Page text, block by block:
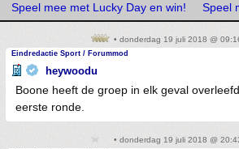
Speel mee met Lucky Day en win! Speel
• donderdag 19 juli 2018 @
Eindredactie Sport / Forummod
heywoodu
Boone heeft de groep in elk geval
eerste ronde.
• donderdag 19 juli 2018 @